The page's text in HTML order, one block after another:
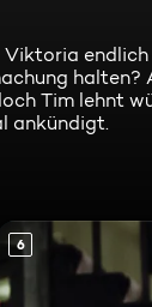
Tim lehnt
ankündigt.
6